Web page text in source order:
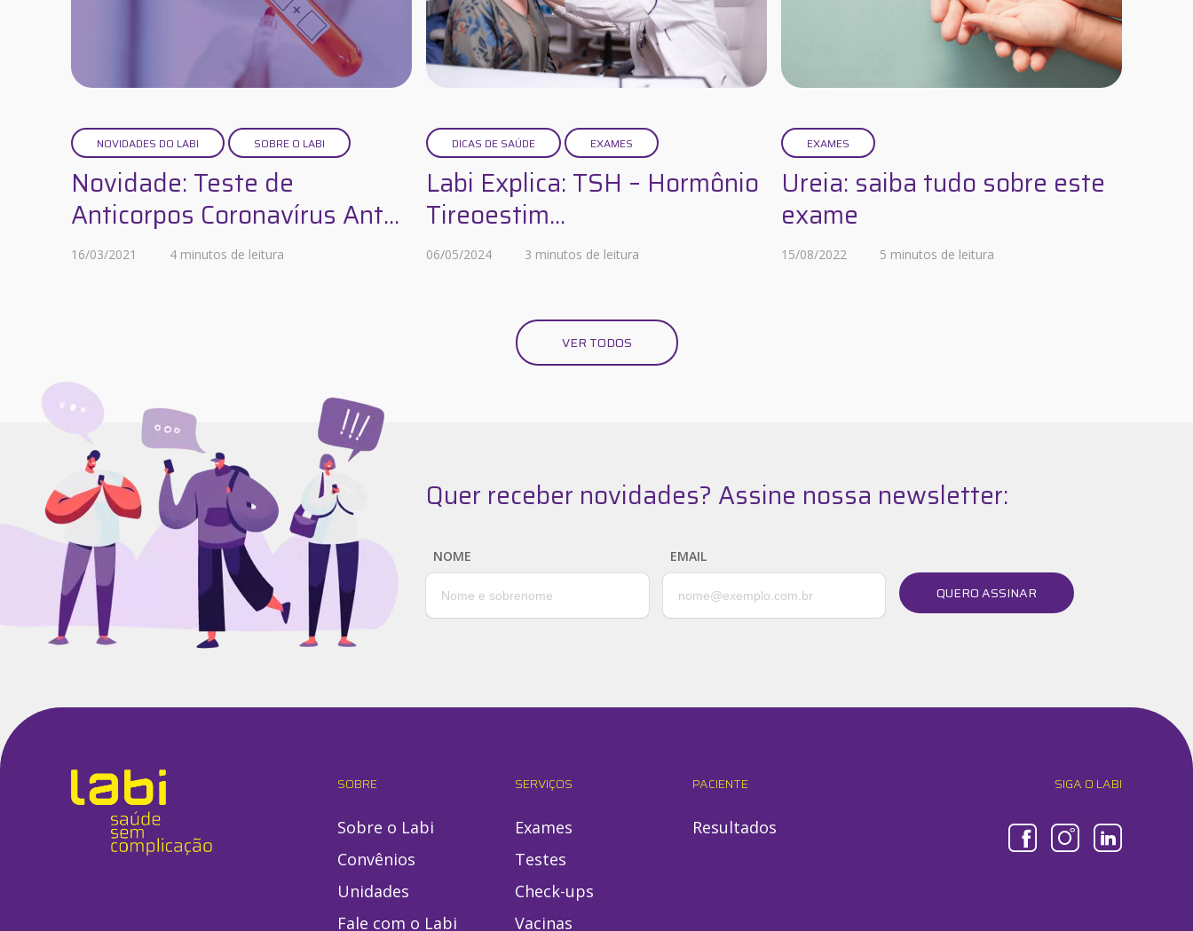
NOVIDADES DO LABI SOBRE O LABI
Novidade: Teste de
Anticorpos Coronavírus Ant...
16/03/2021 4 minutos de leitura
DICAS DE SAÚDE EXAMES
Labi Explica: TSH – Hormônio
Tireoestim...
06/05/2024 3 minutos de leitura
EXAMES
Ureia: saiba tudo sobre este
exame
15/08/2022 5 minutos de leitura
VER TODOS
Quer receber novidades? Assine nossa newsletter:
NOME EMAIL
QUERO ASSINAR
SOBRE
Sobre o Labi
Convênios
Unidades
Fale com o Labi
SERVIÇOS
Exames
Testes
Check-ups
Vacinas
PACIENTE
Resultados
SIGA O LABI